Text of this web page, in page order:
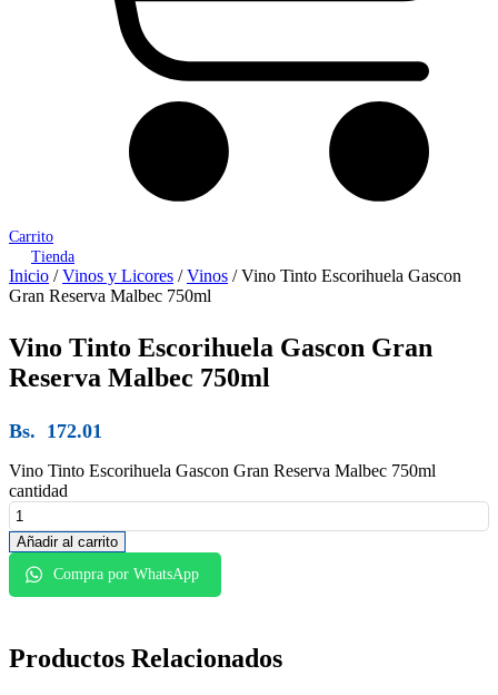
Carrito
Tienda
Inicio /Vinos y Licores /Vinos / Vino Tinto Escorihuela Gascon
Gran Reserva Malbec 750ml
Vino Tinto Escorihuela Gascon Gran
Reserva Malbec 750ml
Bs. 172.01
Vino Tinto Escorihuela Gascon Gran Reserva Malbec 750ml
cantidad
Añadir al carrito
Compra por WhatsApp
Productos Relacionados